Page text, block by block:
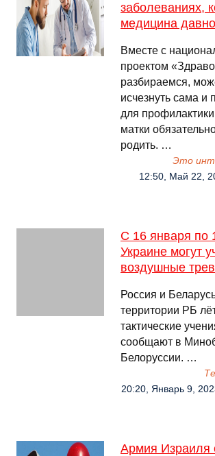
заболеваниях,
медицина
Вместе с
проектом
разбираемся,
исчезнуть сама и
для
матки
родить. …
Это
12:50, Май 22,
С 16 января по
Украине могут
воздушные
Россия и
территории РБ
тактические
сообщают в
Белоруссии. …
20:20, Январь 9,
Армия Израиля